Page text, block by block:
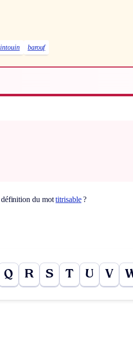
barouf
définition du mottitrisable?
Q R S T U V